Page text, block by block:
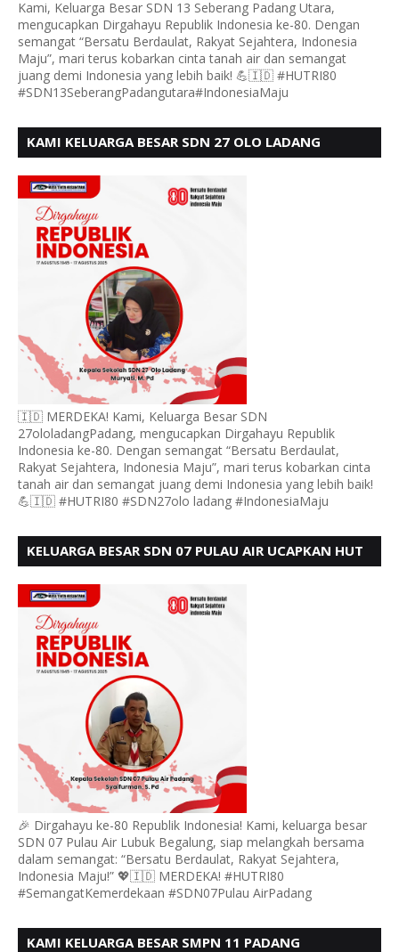
Kami, Keluarga Besar SDN 13 Seberang Padang Utara,
mengucapkan Dirgahayu Republik Indonesia ke-80. Dengan
semangat “Bersatu Berdaulat, Rakyat Sejahtera, Indonesia
Maju”, mari terus kobarkan cinta tanah air dan semangat
juang demi Indonesia yang lebih baik! 💪🇮🇩 #HUTRI80
#SDN13SeberangPadangutara#IndonesiaMaju
KAMI KELUARGA BESAR SDN 27 OLO LADANG
🇮🇩 MERDEKA! Kami, Keluarga Besar SDN
27ololadangPadang, mengucapkan Dirgahayu Republik
Indonesia ke-80. Dengan semangat “Bersatu Berdaulat,
Rakyat Sejahtera, Indonesia Maju”, mari terus kobarkan cinta
tanah air dan semangat juang demi Indonesia yang lebih baik!
💪🇮🇩 #HUTRI80 #SDN27olo ladang #IndonesiaMaju
KELUARGA BESAR SDN 07 PULAU AIR UCAPKAN HUT
🎉 Dirgahayu ke-80 Republik Indonesia! Kami, keluarga besar
SDN 07 Pulau Air Lubuk Begalung, siap melangkah bersama
dalam semangat: “Bersatu Berdaulat, Rakyat Sejahtera,
Indonesia Maju!” 💖🇮🇩 MERDEKA! #HUTRI80
#SemangatKemerdekaan #SDN07Pulau AirPadang
KAMI KELUARGA BESAR SMPN 11 PADANG